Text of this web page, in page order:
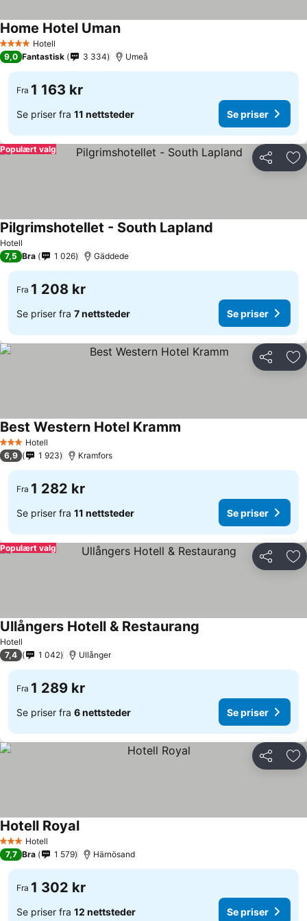
4 StjernerHotell
Home Hotel UmanSe priser
9,0 Fantastisk 3 334 Umeå
Fra 1 163 kr
Se priser fra 11 nettsteder Se priser
Del
Populært valg
Hotell
Pilgrimshotellet - South Lapland
7,5 Bra 1 026 Gäddede
Fra 1 208 kr
Se priser fra 7 nettsteder Se priser
Del
3 StjernerHotell
Best Western Hotel Kramm
6,9 1 923 Kramfors
Fra 1 282 kr
Se priser fra 11 nettsteder Se priser
Del
Populært valg
Hotell
Ullångers Hotell & Restaurang
7,4 1 042 Ullånger
Fra 1 289 kr
Se priser fra 6 nettsteder Se priser
Del
3 StjernerHotell
Hotell RoyalSe priser
7,7 Bra 1 579 Härnösand
Fra 1 302 kr
Se priser fra 12 nettsteder Se priser